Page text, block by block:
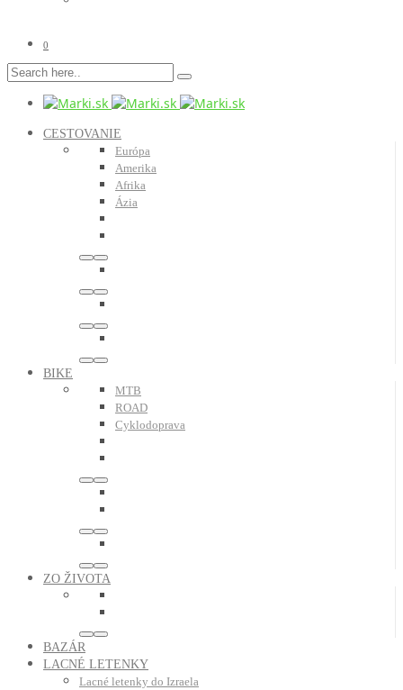
0
CESTOVANIE
Európa
Amerika
Afrika
Ázia
BIKE
MTB
ROAD
Cyklodoprava
ZO ŽIVOTA
BAZÁR
LACNÉ LETENKY
Lacné letenky do Izraela